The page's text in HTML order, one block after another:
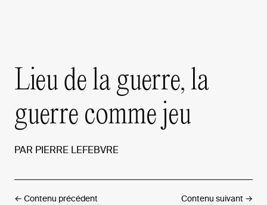
Lieu de laguerre, la
guerre comme jeu
PAR PIERRE LEFEBVRE
← Contenu précédent Contenu suivant →